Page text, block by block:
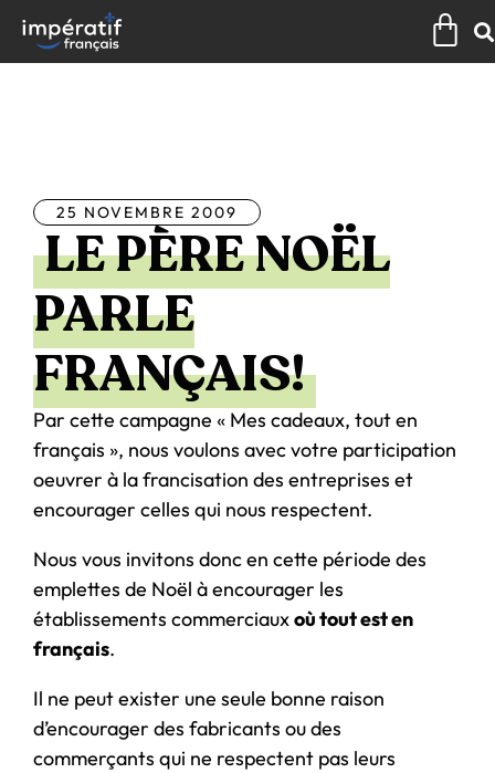
contenu
25 NOVEMBRE 2009
LE PÈRE NOËL
PARLE
FRANÇAIS!
Par cette campagne « Mes cadeaux, tout en
français », nous voulons avec votre participation
oeuvrer à la francisation des entreprises et
encourager celles qui nous respectent.
Nous vous invitons donc en cette période des
emplettes de Noël à encourager les
établissements commerciauxoù tout est en
français.
Il ne peut exister une seule bonne raison
d’encourager des fabricants ou des
commerçants qui ne respectent pas leurs